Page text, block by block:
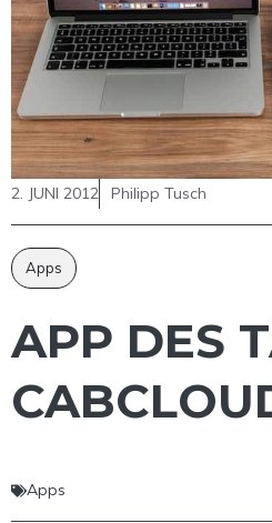
2. JUNI 2012 Philipp Tusch
Apps
APP DES
Apps